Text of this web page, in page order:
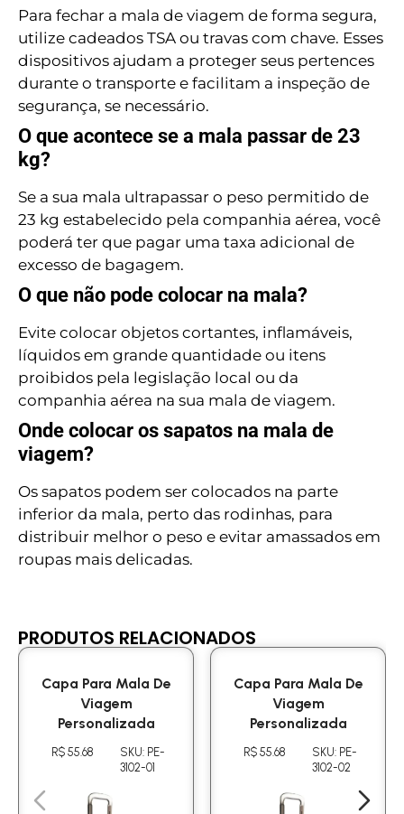
Para fechar a mala de viagem de forma segura,
utilize cadeados TSA ou travas com chave. Esses
dispositivos ajudam a proteger seus pertences
durante o transporte e facilitam a inspeção de
segurança, se necessário.
O que acontece se a mala passar de 23
kg?
Se a sua mala ultrapassar o peso permitido de
23 kg estabelecido pela companhia aérea, você
poderá ter que pagar uma taxa adicional de
excesso de bagagem.
O que não pode colocar na mala?
Evite colocar objetos cortantes, inflamáveis,
líquidos em grande quantidade ou itens
proibidos pela legislação local ou da
companhia aérea na sua mala de viagem.
Onde colocar os sapatos na mala de
viagem?
Os sapatos podem ser colocados na parte
inferior da mala, perto das rodinhas, para
distribuir melhor o peso e evitar amassados em
roupas mais delicadas.
PRODUTOS RELACIONADOS
Capa Para Mala De
Viagem
Personalizada
R$ 55.68
SKU: PE-
3102-01
Capa Para Mala De
Viagem
Personalizada
R$ 55.68
SKU: PE-
3102-02